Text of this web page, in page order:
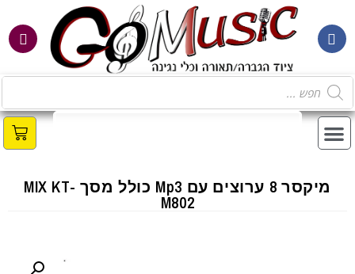
מיקסר 8 ערוצים עם Mp3 כולל מסך MIX KT-
M802